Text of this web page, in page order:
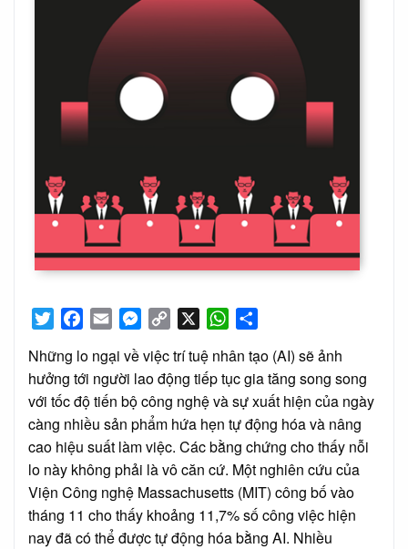
TwitterFacebook
Email Messenger
Copy
WhatsApp
Những lo ngại về việc trí tuệ nhân tạo (AI) sẽ ảnh
hưởng tới người lao động tiếp tục gia tăng song song
với tốc độ tiến bộ công nghệ và sự xuất hiện của ngày
càng nhiều sản phẩm hứa hẹn tự động hóa và nâng
cao hiệu suất làm việc. Các bằng chứng cho thấy nỗi
lo này không phải là vô căn cứ. Một nghiên cứu của
Viện Công nghệ Massachusetts (MIT) công bố vào
tháng 11 cho thấy khoảng 11,7% số công việc hiện
nay đã có thể được tự động hóa bằng AI. Nhiều